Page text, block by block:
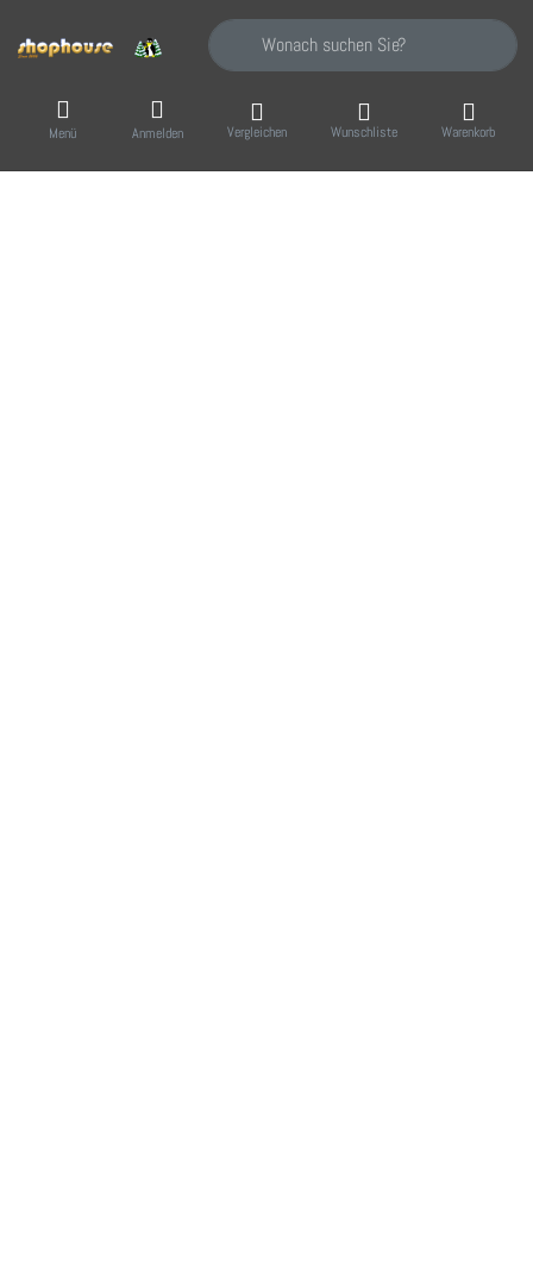
Geben Sie einen Suchbegriff ein. Während
Menü Anmelden Vergleichen Wunschliste Warenkorb